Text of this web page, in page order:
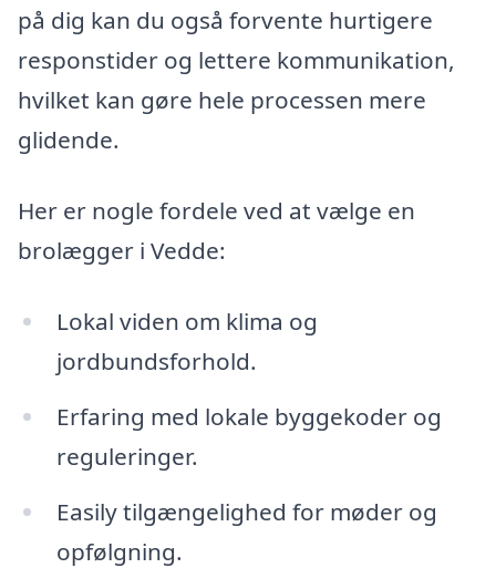
på dig kan du også forvente hurtigere
responstider og lettere kommunikation,
hvilket kan gøre hele processen mere
glidende.
Her er nogle fordele ved at vælge en
brolægger i Vedde:
Lokal viden om klima og
jordbundsforhold.
Erfaring med lokale byggekoder og
reguleringer.
Easily tilgængelighed for møder og
opfølgning.